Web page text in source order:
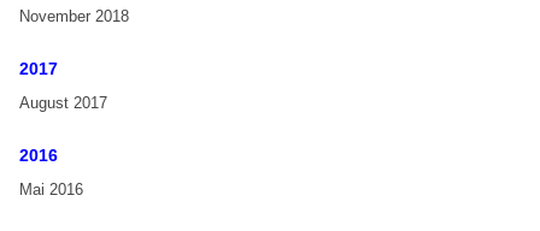
November 2018
2017
August 2017
2016
Mai 2016